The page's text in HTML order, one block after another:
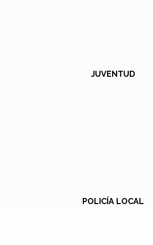
JUVENTUD
POLICÍA LOCAL